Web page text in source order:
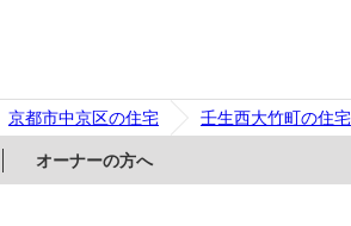
京都市中京区の住宅 壬生西大竹町の住宅
オーナーの方へ